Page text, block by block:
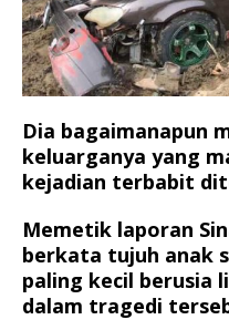
Dia bagaimanapun
keluarganya yang
kejadian terbabit
Memetik laporan
berkata tujuh anak
paling kecil
dalam tragedi